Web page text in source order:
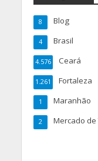
Blog
8
Brasil
4
Ceará
4.576
Fortaleza
1.261
Maranhão
1
Mercado
2